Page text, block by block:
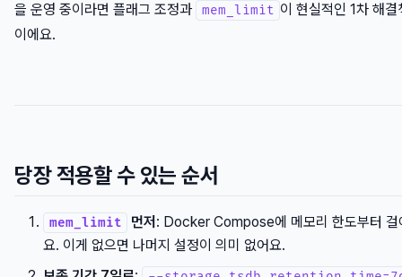
을 운영 중이라면 플래그 조정과
mem_limit 이 현실적인 1차 해결
이에요.
당장 적용할 수 있는 순서
mem_limit 먼저 : Docker Compose에 메모리 한도부터 걸
요. 이게 없으면 나머지 설정이 의미 없어요.